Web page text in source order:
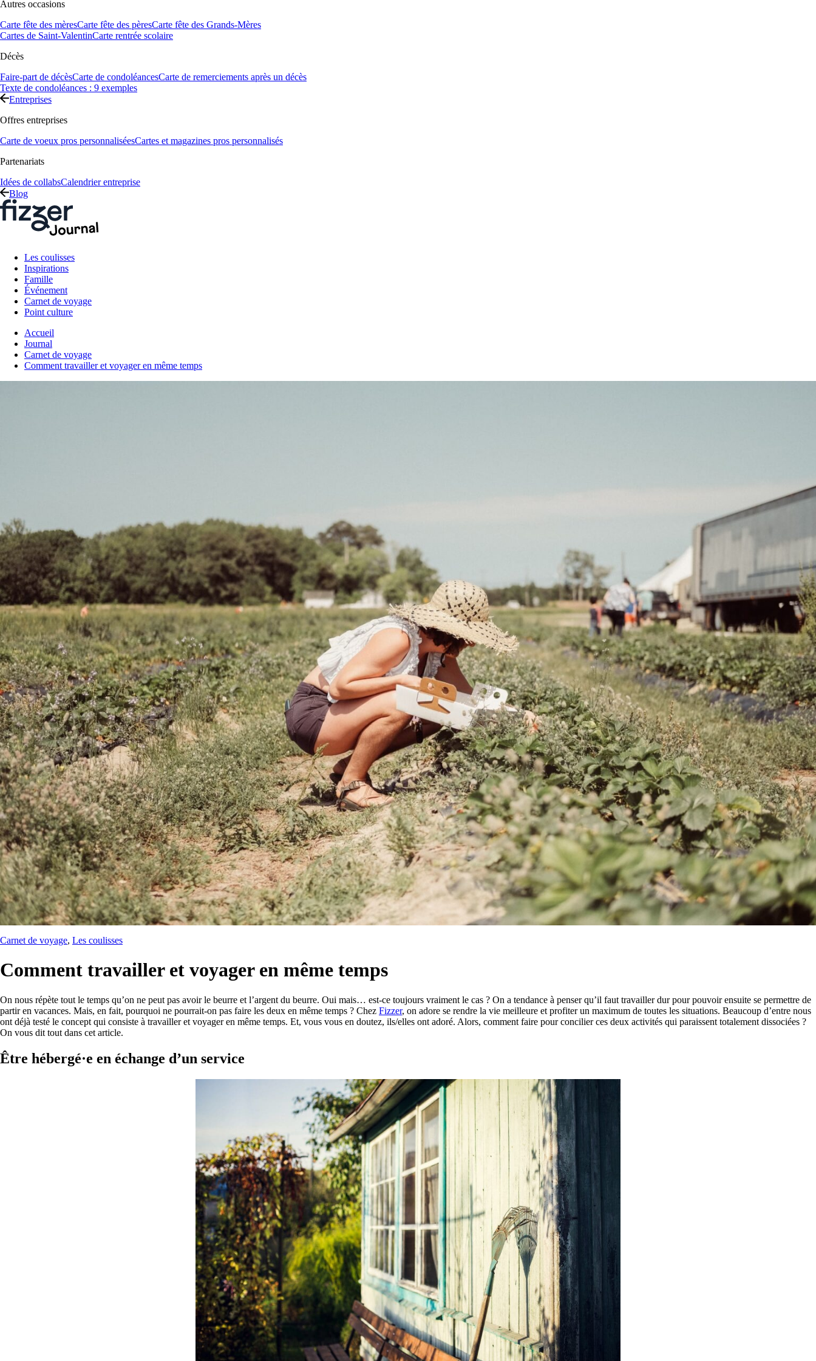
Autres occasions
Carte fête des mèresCarte fête des pèresCarte fête des Grands-Mères
Cartes de Saint-ValentinCarte rentrée scolaire
Décès
Faire-part de décèsCarte de condoléancesCarte de remerciements après un décès
Texte de condoléances : 9 exemples
Entreprises
Offres entreprises
Carte de voeux pros personnaliséesCartes et magazines pros personnalisés
Partenariats
Idées de collabsCalendrier entreprise
Blog
Les coulisses
Inspirations
Famille
Événement
Carnet de voyage
Point culture
Accueil
Journal
Carnet de voyage
Comment travailler et voyager en même temps
Carnet de voyage, Les coulisses
Comment travailler et voyager en même temps
On nous répète tout le temps qu’on ne peut pas avoir le beurre et l’argent du beurre. Oui mais… est-ce toujours vraiment le cas ? On a tendance à penser qu’il faut travailler dur pour pouvoir ensuite se permettre de
partir en vacances. Mais, en fait, pourquoi ne pourrait-on pas faire les deux en même temps ? Chez Fizzer, on adore se rendre la vie meilleure et profiter un maximum de toutes les situations. Beaucoup d’entre nous
ont déjà testé le concept qui consiste à travailler et voyager en même temps. Et, vous vous en doutez, ils/elles ont adoré. Alors, comment faire pour concilier ces deux activités qui paraissent totalement dissociées ?
On vous dit tout dans cet article.
Être hébergé·e en échange d’un service